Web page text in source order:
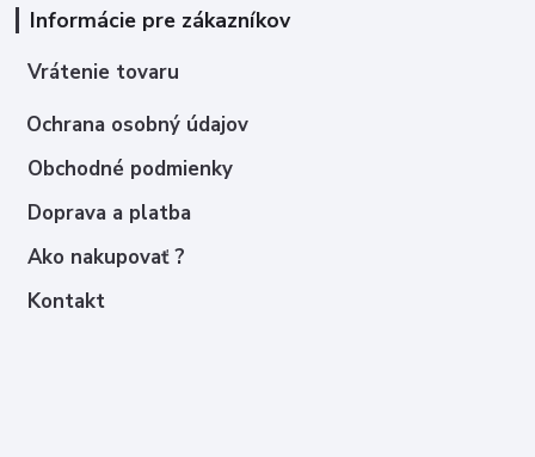
Informácie pre zákazníkov
Vrátenie tovaru
Ochrana osobný údajov
Obchodné podmienky
Doprava a platba
Ako nakupovať ?
Kontakt